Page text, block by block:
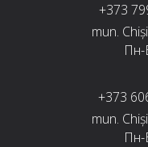
+373
mun.
+373
mun.